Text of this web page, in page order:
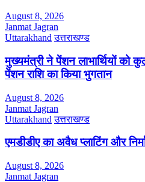
August 8, 2026
Janmat Jagran
Uttarakhand उत्तराखण्ड
मुख्यमंत्री ने पेंशन लाभार्थियों को
पेंशन राशि का किया भुगतान
August 8, 2026
Janmat Jagran
Uttarakhand उत्तराखण्ड
एमडीडीए का अवैध प्लाटिंग और
August 8, 2026
Janmat Jagran